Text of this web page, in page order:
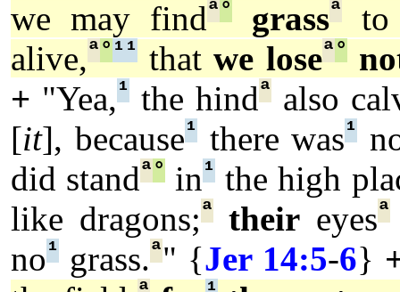
we may findª° grassª
to
alive,ª° ¹ ¹ thatwe loseª°
+ "Yea,¹the hindªalso
[it], because¹there was¹
did standª° in¹ the high
like dragons;ª their eyesª
no¹ grass.ª" {Jer 14:5-6}